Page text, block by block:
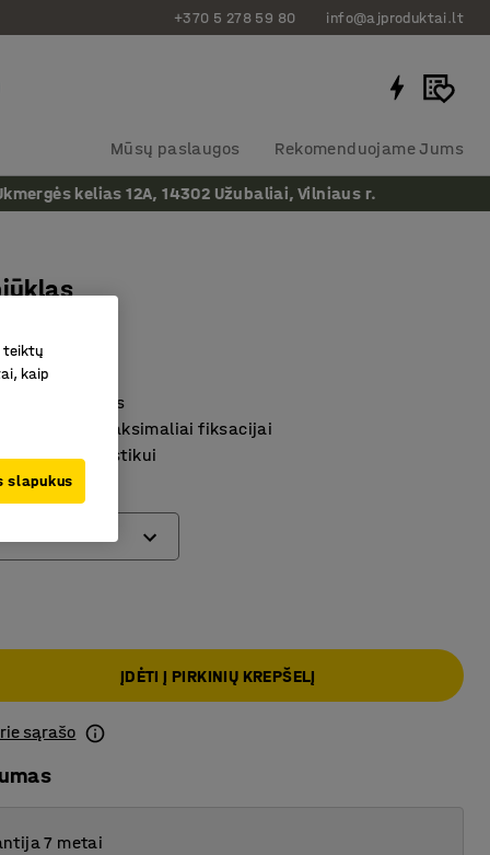
+370 5 278 59 80 info@ajproduktai.lt
Mūsų paslaugos Rekomenduojame Jums
kelias 12A, 14302 Užubaliai, Vilniaus r.
:40104
angų pjovimas
velenas maksimaliai fiksacijai
ir plastikui
ĮDĖTI Į PIRKINIŲ KREPŠELĮ
sąrašo
7 metai
teiktų
kaip
slapukus